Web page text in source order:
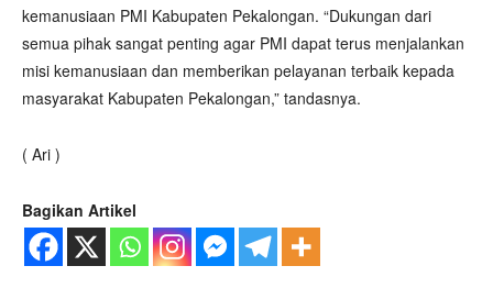
kemanusiaan PMI Kabupaten Pekalongan. “Dukungan dari
semua pihak sangat penting agar PMI dapat terus menjalankan
misi kemanusiaan dan memberikan pelayanan terbaik kepada
masyarakat Kabupaten Pekalongan,” tandasnya.
( Ari )
Bagikan Artikel